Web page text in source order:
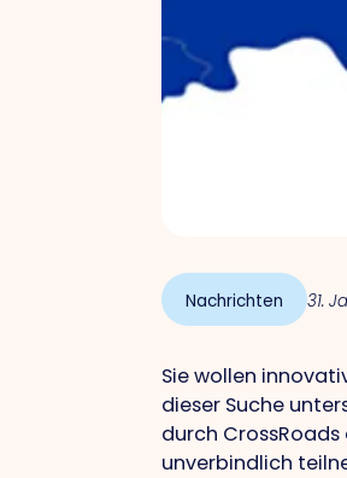
Nachrichten 31.
Sie wollen
dieser Suche
durch
unverbindlich